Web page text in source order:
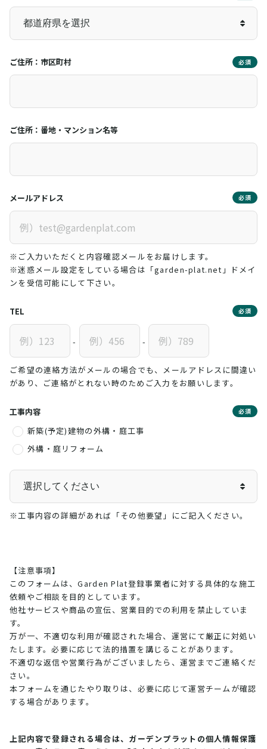
ご住所：市区町村 必須
ご住所：番地・マンション名等
メールアドレス 必須
※ご入力いただくと内容確認メールをお届けします。
※迷惑メール設定をしている場合は「garden-plat.net」ドメイ
ンを受信可能にして下さい。
TEL 必須
- -
ご希望の連絡方法がメールの場合でも、メールアドレスに間違い
があり、ご連絡がとれない時のためご入力をお願いします。
工事内容 必須
新築(予定)建物の外構・庭工事
外構・庭リフォーム
※工事内容の詳細があれば「その他要望」にご記入ください。
【注意事項】
このフォームは、Garden Plat登録事業者に対する具体的な施工
依頼やご相談を目的としています。
他社サービスや商品の宣伝、営業目的での利用を禁止していま
す。
万が一、不適切な利用が確認された場合、運営にて厳正に対処い
たします。必要に応じて法的措置を講じることがあります。
不適切な返信や営業行為がございましたら、運営までご連絡くだ
さい。
本フォームを通じたやり取りは、必要に応じて運営チームが確認
する場合があります。
上記内容で登録される場合は、ガーデンプラットの個人情報保護